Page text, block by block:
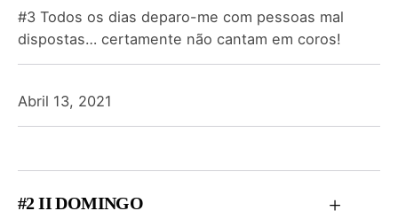
#3 Todos os dias deparo-me com pessoas mal
dispostas… certamente não cantam em coros!
Abril 13, 2021
#2 II DOMINGO